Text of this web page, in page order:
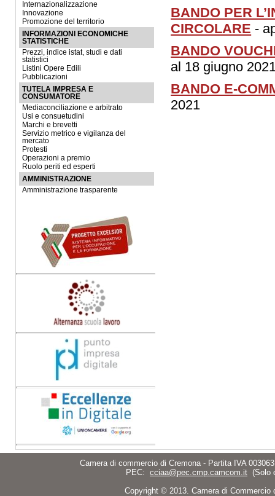
Internazionalizzazione
Innovazione
Promozione del territorio
INFORMAZIONI ECONOMICHE
STATISTICHE
Prezzi, indice istat, studi e dati
statistici
Listini Opere Edili
Pubblicazioni
TUTELA IMPRESA E
CONSUMATORE
Mediaconciliazione e arbitrato
Usi e consuetudini
Marchi e brevetti
Servizio metrico e vigilanza del
mercato
Protesti
Operazioni a premio
Ruolo periti ed esperti
AMMINISTRAZIONE
Amministrazione trasparente
BANDO PER
CIRCOLARE -
BANDO
al 18 giugno
BANDO E-
2021
Camera di commercio di Cremona - Partita IVA
PEC: cciaa@pec.cmp.camcom.it (Solo
Copyright © 2013. Camera di